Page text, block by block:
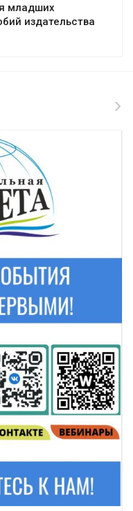
младших
издательства